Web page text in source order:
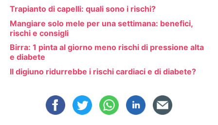
Trapianto di capelli: quali sono i rischi?
Mangiare solo mele per una settimana: benefici,
rischi e consigli
Birra: 1 pinta al giorno meno rischi di pressione alta
e diabete
Il digiuno ridurrebbe i rischi cardiaci e di diabete?